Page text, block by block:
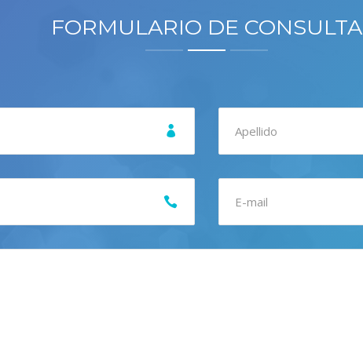
FORMULARIO DE CONSULTA